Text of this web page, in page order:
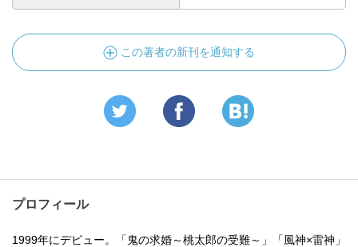
この著者の新刊を通知する
プロフィール
1999年にデビュー。「鬼の求婚～桃太郎の受難～」「風神×雷神」